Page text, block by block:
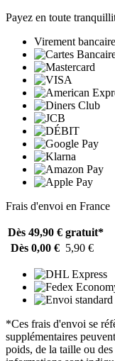
Payez en toute
Virement bancaire
Frais d'envoi en France
Dès 49,90 € gratuit*
Dès 0,00 € 5,90 €
*Ces frais d'envoi se
supplémentaires
poids, de la taille ou